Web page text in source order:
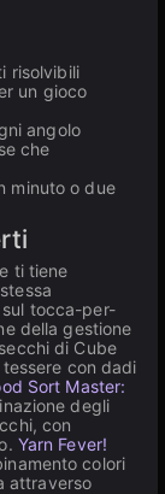
risolvibili
un gioco
angolo
che
minuto o due
ti tiene
tocca-per-
della gestione
di Cube
con dadi
Sort Master:
degli
con
Yarn Fever!
colori
attraverso